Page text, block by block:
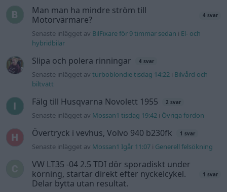
Man man ha mindre ström till
Motorvärmare?
4 svar
Senaste inlägget av BilFixare för 9 timmar sedan i El- och
hybridbilar
Slipa och polera rinningar 4 svar
Senaste inlägget avturboblondie tisdag 14:22 i Bilvård och
biltvätt
Fälg till Husqvarna Novolett 1955 2 svar
Senaste inlägget av Mossan1 tisdag 19:42 i Övriga fordon
Övertryck i vevhus, Volvo 940 b230fk 1 svar
Senaste inlägget av Mossan1 Igår 11:07 i Generell felsökning
VW LT35 -04 2.5 TDI dör sporadiskt under
körning, startar direkt efter nyckelcykel.
Delar bytta utan resultat.
1 svar